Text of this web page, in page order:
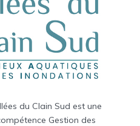
du Clain Sud est une
Gestion des